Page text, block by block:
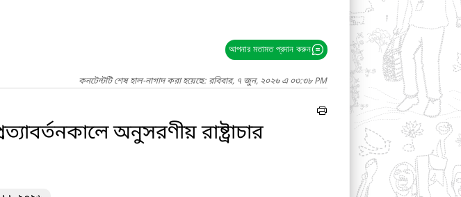
আপনার মতামত প্রদান করুন
কনটেন্টটি শেষ হাল-নাগাদ করা হয়েছে: রবিবার, ৭ জুন, ২০২৬ এ ০৩:৩৮ PM
অনুসরণীয় রাষ্ট্রাচার